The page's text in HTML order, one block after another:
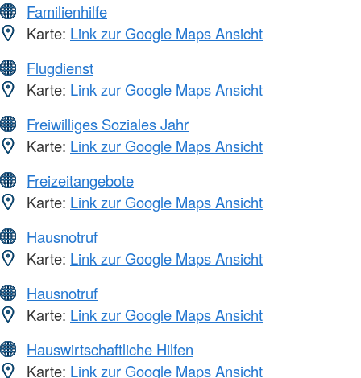
Familienhilfe
Karte: Link zur Google Maps Ansicht
Flugdienst
Karte: Link zur Google Maps Ansicht
Freiwilliges Soziales Jahr
Karte: Link zur Google Maps Ansicht
Freizeitangebote
Karte: Link zur Google Maps Ansicht
Hausnotruf
Karte: Link zur Google Maps Ansicht
Hausnotruf
Karte: Link zur Google Maps Ansicht
Hauswirtschaftliche Hilfen
Karte: Link zur Google Maps Ansicht